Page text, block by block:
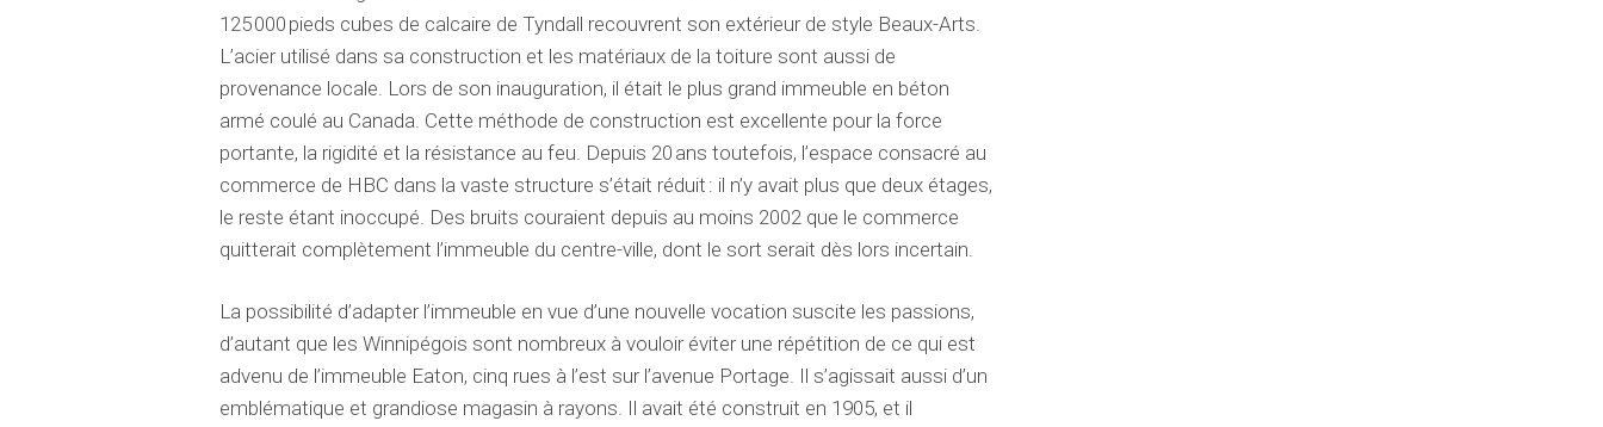
125 000 pieds cubes de calcaire de Tyndall recouvrent son extérieur de style Beaux-Arts.
L’acier utilisé dans sa construction et les matériaux de la toiture sont aussi de
provenance locale. Lors de son inauguration, il était le plus grand immeuble en béton
armé coulé au Canada. Cette méthode de construction est excellente pour laforce
portante, la rigidité et la résistance au feu. Depuis 20 ans toutefois, l’espace consacré au
commerce de HBC dans la vaste structure s’était réduit : il n’y avait plus que deux étages,
le reste étant inoccupé. Des bruits couraient depuis au moins 2002 que le commerce
quitterait complètement l’immeuble du centre-ville, dont le sort serait dès lors incertain.
La possibilité d’adapter l’immeuble en vue d’une nouvelle vocation suscite les passions,
d’autant que les Winnipégois sont nombreux à vouloir éviter une répétition de ce qui est
advenu de l’immeuble Eaton, cinq rues à l’est sur l’avenue Portage. Il s’agissait aussi d’un
emblématique et grandiose magasin à rayons. Il avait été construit en 1905, et il